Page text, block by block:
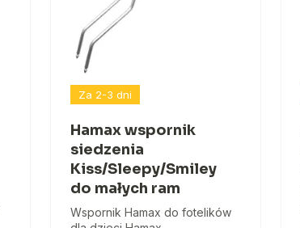
Za 2-3 dni
Hamax wspornik
siedzenia
Kiss/Sleepy/Smiley
do małych ram
Wspornik Hamax do fotelików